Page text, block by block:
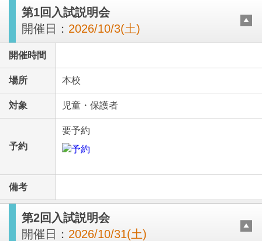
第1回入試説明会
開催日： 2026/10/3(土)
開催時間
場所 本校
対象 児童・保護者
予約
要予約
備考
第2回入試説明会
開催日： 2026/10/31(土)